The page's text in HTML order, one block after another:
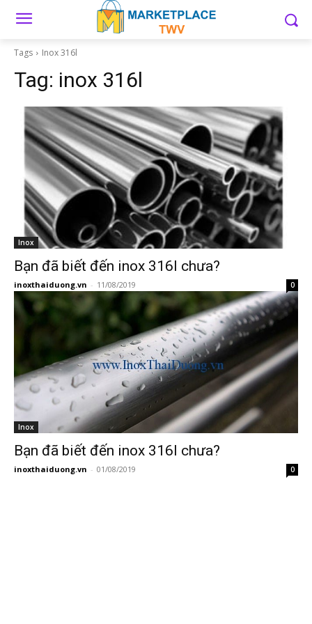
Tags Inox 316l
Tag: inox 316l
Inox
Bạn đã biết đến inox 316l chưa?
inoxthaiduong.vn - 11/08/2019 0
Inox
Bạn đã biết đến inox 316l chưa?
inoxthaiduong.vn - 01/08/2019 0